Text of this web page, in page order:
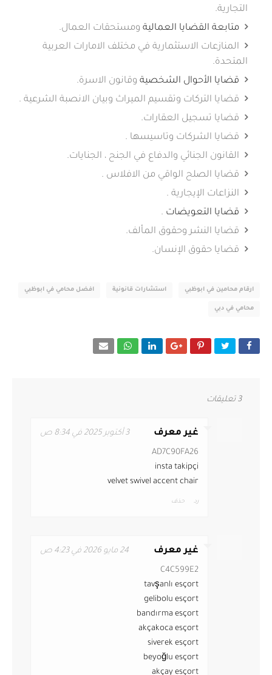
التجارية.
متابعة القضايا العمالية ومستحقات العمال.
المنازعات الاستثمارية في مختلف الامارات العربية
المتحدة.
قضايا الأحوال الشخصية وقانون الاسرة.
قضايا التركات وتقسيم الميراث وبيان الانصبة الشرعية .
قضايا تسجيل العقارات.
قضايا الشركات وتاسيسها .
القانون الجنائي والدفاع في الجنح ، الجنايات.
قضايا الصلح الواقي من الافلاس .
النزاعات الإيجارية .
قضايا التعويضات .
قضايا النشر وحقوق المألف.
قضايا حقوق الإنسان.
ارقام محامين في ابوظبي استشارات قانونية افضل محامي في ابوظبي
محامي في دبي
3 تعليقات
غير معرف 3 أكتوبر 2025 في 8:34 ص
AD7C90FA26
insta takipçi
velvet swivel accent chair
رد حذف
غير معرف 24 مايو 2026 في 4:23 ص
C4C599E2
tavşanlı esçort
gelibolu esçort
bandırma esçort
akçakoca esçort
siverek esçort
beyoğlu esçort
akçay esçort